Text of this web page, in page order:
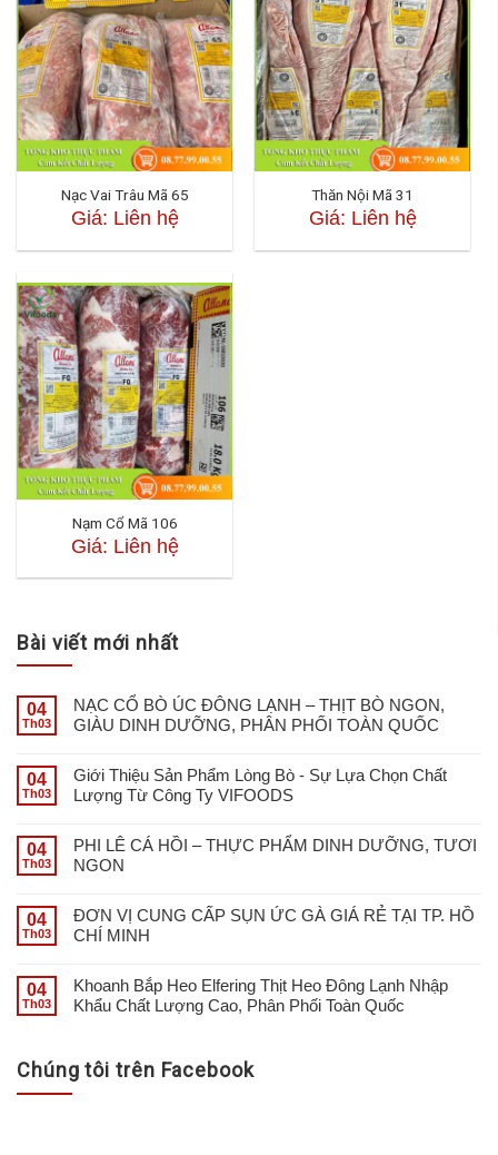
Nạc Vai Trâu Mã 65
Giá: Liên hệ
Thăn Nội Mã 31
Giá: Liên hệ
Nạm Cổ Mã 106
Giá: Liên hệ
Bài viết mới nhất
04
Th03
NẠC CỔ BÒ ÚC ĐÔNG LẠNH – THỊT BÒ NGON,
GIÀU DINH DƯỠNG, PHÂN PHỐI TOÀN QUỐC
04
Th03
Giới Thiệu Sản Phẩm Lòng Bò - Sự Lựa Chọn Chất
Lượng Từ Công Ty VIFOODS
04
Th03
PHI LÊ CÁ HỒI – THỰC PHẨM DINH DƯỠNG, TƯƠI
NGON
04
Th03
ĐƠN VỊ CUNG CẤP SỤN ỨC GÀ GIÁ RẺ TẠI TP. HỒ
CHÍ MINH
04
Th03
Khoanh Bắp Heo Elfering Thịt Heo Đông Lạnh Nhập
Khẩu Chất Lượng Cao, Phân Phối Toàn Quốc
Chúng tôi trên Facebook